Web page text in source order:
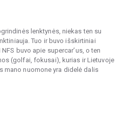
lenktynės, niekas ten su
Tuo ir buvo išskirtiniai
buvo apie supercar’us, o ten
(golfai, fokusai), kurias ir Lietuvoje
mano nuomone yra didelė dalis